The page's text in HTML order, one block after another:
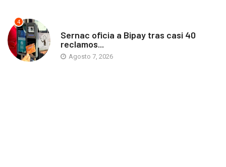
4
Sernac oficia a Bipay tras casi 40
reclamos...
Agosto 7, 2026